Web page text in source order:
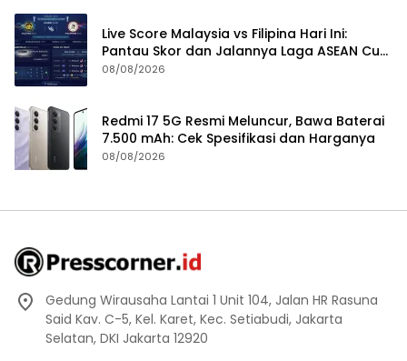
Live Score Malaysia vs Filipina Hari Ini:
Pantau Skor dan Jalannya Laga ASEAN Cup
2026
08/08/2026
Redmi 17 5G Resmi Meluncur, Bawa Baterai
7.500 mAh: Cek Spesifikasi dan Harganya
08/08/2026
Gedung Wirausaha Lantai 1 Unit 104, Jalan HR Rasuna
Said Kav. C-5, Kel. Karet, Kec. Setiabudi, Jakarta
Selatan, DKI Jakarta 12920